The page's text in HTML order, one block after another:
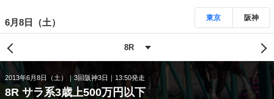
6月8日（土） 東京 阪神
2013年6月8日（土） 3回阪神3日 13:50発走
8R サラ系3歳上500万円以下